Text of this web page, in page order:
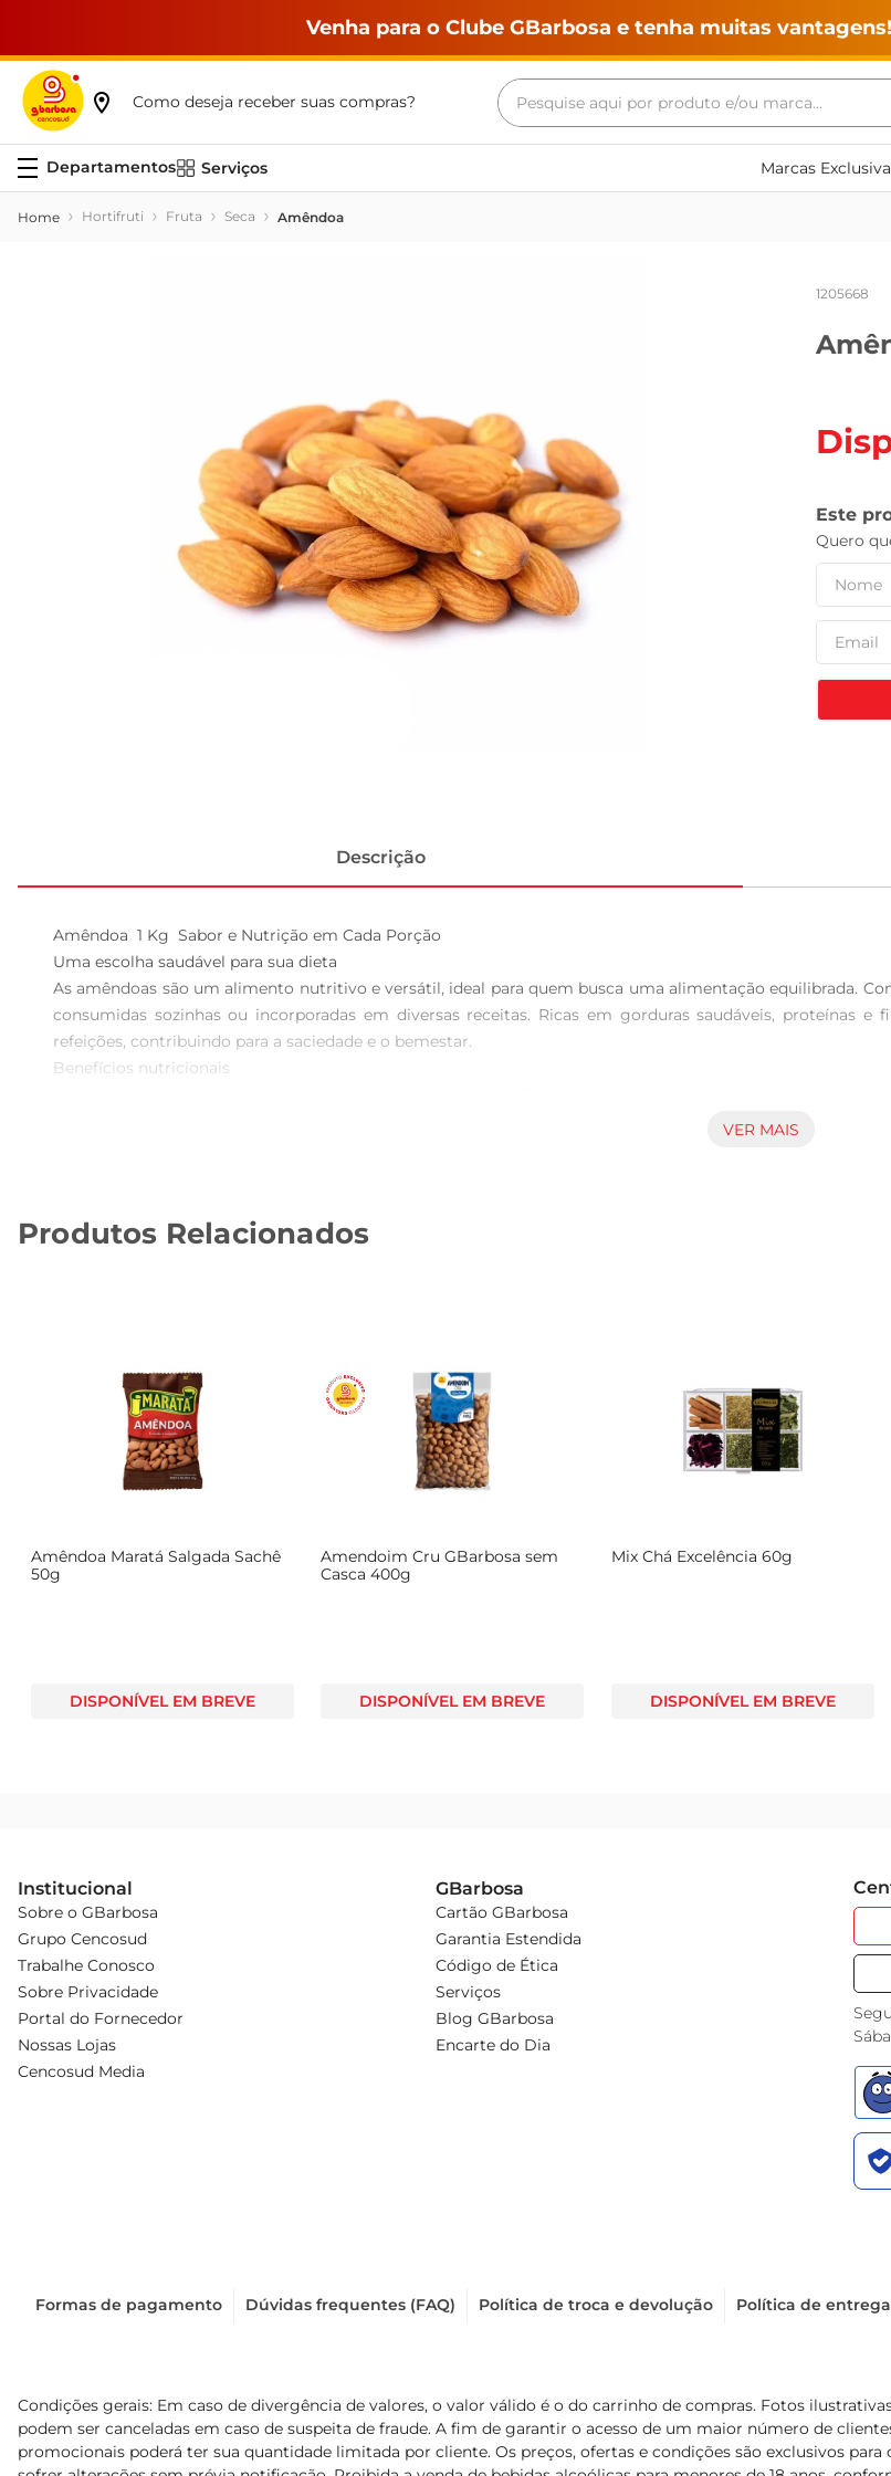
Venha para o Clube GBarbosa e tenha muitas
Como deseja receber suas compras?
Pesquise aqui por produto e/ou marca...
Serviços Marcas
Hortifruti Fruta Seca Amêndoa
1205668
Descrição
Amêndoa  1 Kg  Sabor e Nutrição em Cada Porção
Uma escolha saudável para sua dieta
As amêndoas são um alimento nutritivo e versátil, ideal para quem busca uma alimentação equilibrada.
consumidas sozinhas ou incorporadas em diversas receitas. Ricas em gorduras saudáveis, proteínas e
refeições, contribuindo para a saciedade e o bemestar.
Benefícios nutricionais
Além disso, são uma fonte significativa de magnésio, que desempenha um papel crucial na saúde óssea
vitaminas. Também são excelentes para prepararreceitas de bolos, biscoitos e granolas, proporcionando
Origem: Não disponível
VER MAIS
Produtos Relacionados
Amêndoa Maratá Salgada Sachê
50g
DISPONÍVEL EM BREVE
Amendoim Cru GBarbosa sem
Casca 400g
DISPONÍVEL EM BREVE
Mix Chá Excelência 60g
DISPONÍVEL EM BREVE
Institucional
Sobre o GBarbosa
Grupo Cencosud
Trabalhe Conosco
Sobre Privacidade
Portal do Fornecedor
Nossas Lojas
Cencosud Media
GBarbosa
Cartão GBarbosa
Garantia Estendida
Código de Ética
Serviços
Blog GBarbosa
Encarte do Dia
Formas de pagamento Dúvidas frequentes (FAQ) Política de troca e devolução Política de entrega
Condições gerais: Em caso de divergência de valores, o valor válido é o do carrinho de compras. Fotos
podem ser canceladas em caso de suspeita de fraude. A fim de garantir o acesso de um maior número de
promocionais poderá ter sua quantidade limitada por cliente. Os preços, ofertas e condições são exclusivos
Termos mais buscados
vinho
leite pó
celular